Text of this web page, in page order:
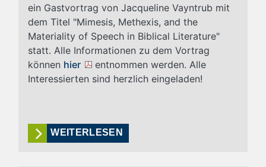
ein Gastvortrag von Jacqueline Vayntrub mit
dem Titel "Mimesis, Methexis, and the
Materiality of Speech in Biblical Literature"
statt. Alle Informationen zu dem Vortrag
können hier
entnommen werden. Alle
Interessierten sind herzlich eingeladen!
WEITERLESEN